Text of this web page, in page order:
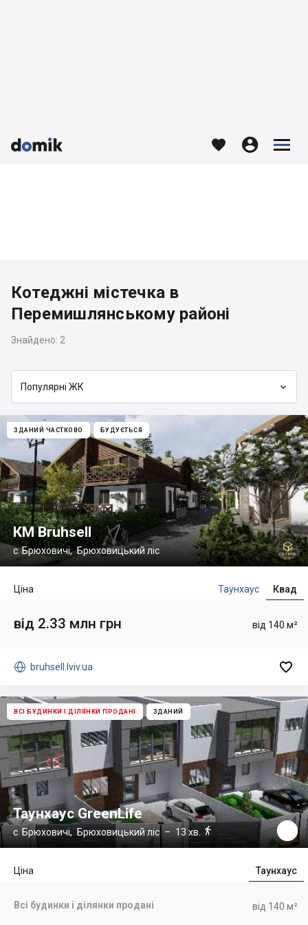


   


Котеджні містечка в
Перемишлянському районі
Знайдено: 2
Популярні ЖК 
ЗДАНИЙ ЧАСТКОВО БУДУЄТЬСЯ
КМ Bruhsell
с. Брюховичі,Брюховицький ліс
Таунхаус Квад
Ціна
від 140 м²
від 2.33 млн грн
 bruhsell.lviv.ua 
ВСІ БУДИНКИ І ДІЛЯНКИ ПРОДАНІ ЗДАНИЙ
Таунхаус GreenLife
с. Брюховичі, Брюховицький ліс – 13 хв. 
Таунхаус
Ціна
від 140 м²
Всі будинки і ділянки продані